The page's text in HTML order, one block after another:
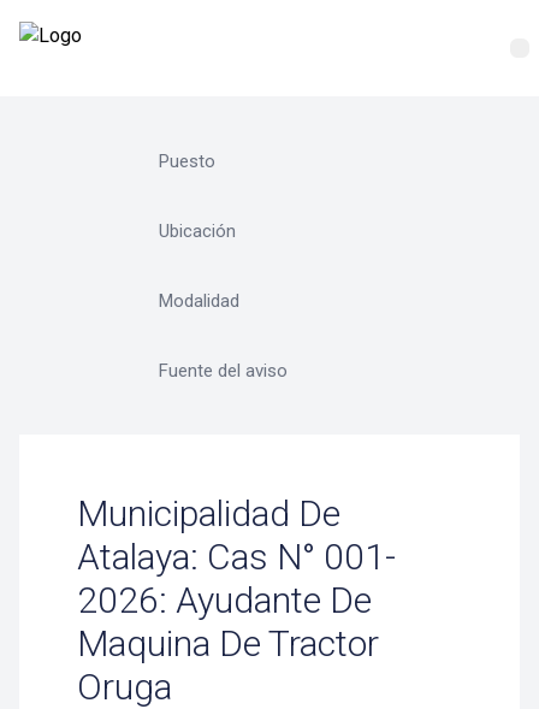
Municipalidad De
Atalaya: Cas N° 001-
2026: Ayudante De
Maquina De Tractor
Oruga